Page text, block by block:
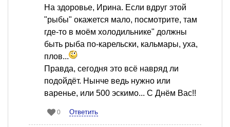
На здоровье, Ирина. Если вдруг этой
"рыбы" окажется мало, посмотрите, там
где-то в моём холодильнике" должны
быть рыба по-карельски, кальмары, уха,
плов...
Правда, сегодня это всё навряд ли
подойдёт. Нынче ведь нужно или
варенье, или 500 эскимо... С Днём Вас!!
0 Ответить